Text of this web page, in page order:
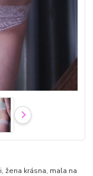
žena krásna, mala na